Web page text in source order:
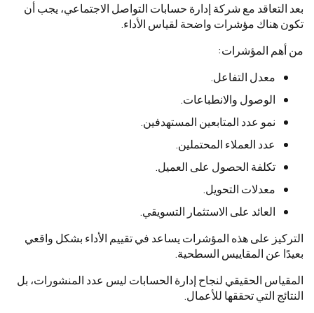
بعد التعاقد مع شركة إدارة حسابات التواصل الاجتماعي، يجب أن
تكون هناك مؤشرات واضحة لقياس الأداء.
من أهم المؤشرات:
معدل التفاعل.
الوصول والانطباعات.
نمو عدد المتابعين المستهدفين.
عدد العملاء المحتملين.
تكلفة الحصول على العميل.
معدلات التحويل.
العائد على الاستثمار التسويقي.
التركيز على هذه المؤشرات يساعد في تقييم الأداء بشكل واقعي
بعيدًا عن المقاييس السطحية.
المقياس الحقيقي لنجاح إدارة الحسابات ليس عدد المنشورات، بل
النتائج التي تحققها للأعمال.